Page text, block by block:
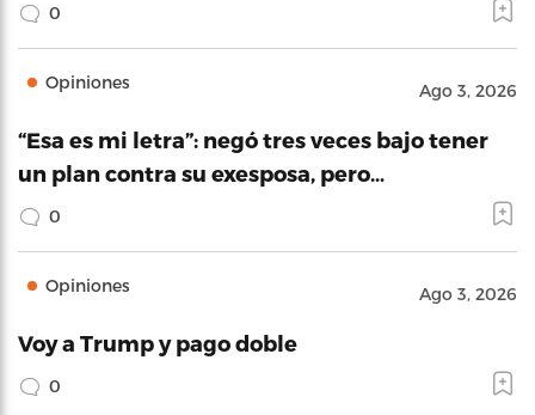
0
Opiniones Ago 3, 2026
“Esa es mi letra”: negó tres veces bajo tener
un plan contra su exesposa, pero…
0
Opiniones Ago 3, 2026
Voy a Trump y pago doble
0